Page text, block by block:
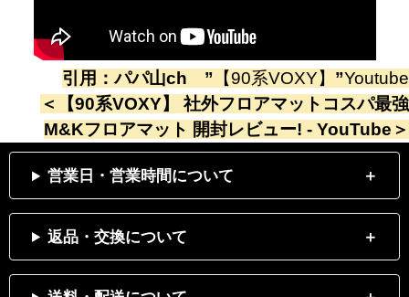
引用：パパ山ch ” 【90系VOXY】 ”Youtube
＜
【90系VOXY】 社外フロアマットコスパ最強
M&Kフロアマット 開封レビュー! - YouTube ＞
営業日・営業時間について
返品・交換について